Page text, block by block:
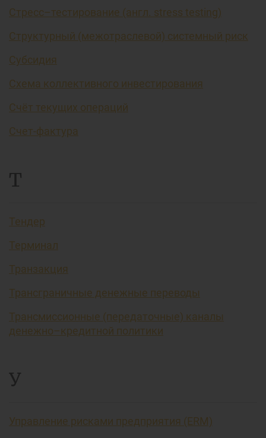
Стресс–тестирование (англ. stress testing)
Структурный (межотраслевой) системный риск
Субсидия
Схема коллективного инвестирования
Счёт текущих операций
Счет-фактура
Т
Тендер
Терминал
Транзакция
Трансграничные денежные переводы
Трансмиссионные (передаточные) каналы
денежно–кредитной политики
У
Управление рисками предприятия (ERM)